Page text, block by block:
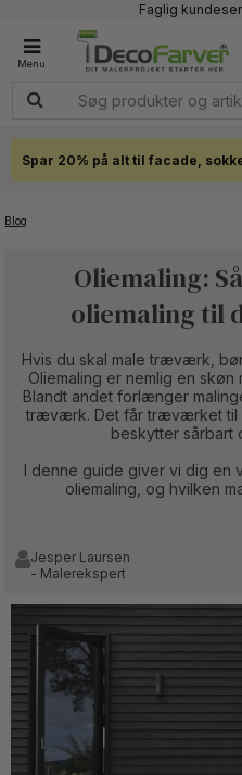
Faglig
Click &
Spar 20% på alt til facade,
Blog
Oliemaling:
oliemaling til
Hvis du skal male træværk,
Oliemaling er nemlig en
Blandt andet forlænger
træværk. Det får træværket til
beskytter
I denne guide giver vi dig en
oliemaling, og hvilken
Jesper Laursen
- Malerekspert